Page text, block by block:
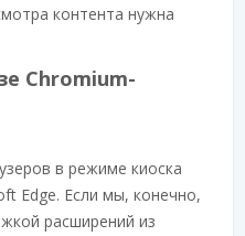
контента нужна
Chromium-
в режиме киоска
Edge. Если мы, конечно,
расширений из